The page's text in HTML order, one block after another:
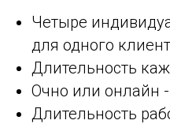
Четыре
для одного
Длительность
Очно или онлайн
Длительность